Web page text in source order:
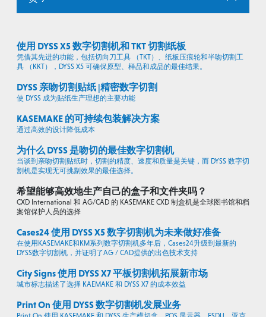
使用 DYSS X5 数字切割机和 TKT 切割纸板
凭借其先进的功能，包括切向刀工具 （TKT）、纸板压痕轮和半吻切割工
具 （KKT），DYSS X5 可确保原型、样品和成品的最佳结果。
DYSS 亲吻切割贴纸 |精密数字切割
使 DYSS 成为贴纸生产理想的主要功能
KASEMAKE 的可持续包装解决方案
通过高效的设计降低成本
为什么 DYSS 是吻切的最佳数字切割机
当谈到亲吻切割贴纸时，切割的精度、速度和质量是关键，而 DYSS 数字切
割机是实现无可挑剔效果的最佳选择。
希望能够高效地生产自己的盒子和文件夹吗？
CXD International 和 AG/CAD 的 KASEMAKE CXD 制盒机是全球图书馆和档
案馆保护人员的选择
Cases24 使用 DYSS X5 数字切割机为未来做好准备
在使用KASEMAKE和KM系列数字切割机多年后，Cases24升级到最新的
DYSS数字切割机，并证明了AG / CAD提供的出色技术支持
City Signs 使用 DYSS X7 平板切割机拓展新市场
城市标志描述了选择 KAEMAKE 和 DYSS X7 的成本效益
Print On 使用 DYSS 数字切割机发展业务